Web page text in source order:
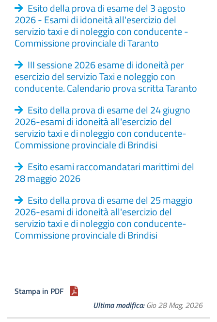
Esito della prova di esame del 3 agosto
2026 - Esami di idoneità all'esercizio del
servizio taxi e di noleggio con conducente -
Commissione provinciale di Taranto
III sessione 2026 esame di idoneità per
esercizio del servizio Taxi e noleggio con
conducente. Calendario prova scritta Taranto
Esito della prova di esame del 24 giugno
2026-esami di idoneità all'esercizio del
servizio taxi e di noleggio con conducente-
Commissione provinciale di Brindisi
Esito esami raccomandatari marittimi del
28 maggio 2026
Esito della prova di esame del 25 maggio
2026-esami di idoneità all'esercizio del
servizio taxi e di noleggio con conducente-
Commissione provinciale di Brindisi
Stampa in PDF
Ultima modifica Gio 28 Mag, 2026